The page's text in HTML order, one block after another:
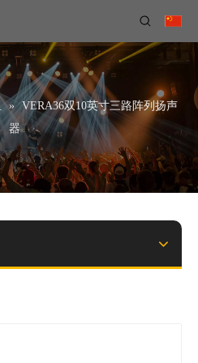
» VERA36双10英寸三路阵列扬声
器